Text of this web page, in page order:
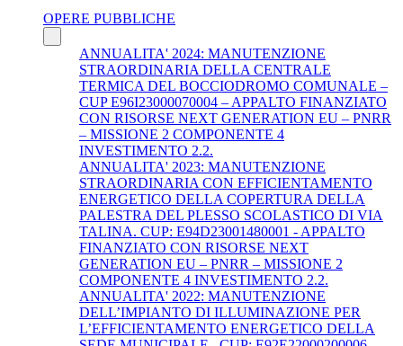
OPERE PUBBLICHE
ANNUALITA' 2024: MANUTENZIONE
STRAORDINARIA DELLA CENTRALE
TERMICA DEL BOCCIODROMO COMUNALE –
CUP E96I23000070004 – APPALTO FINANZIATO
CON RISORSE NEXT GENERATION EU – PNRR
– MISSIONE 2 COMPONENTE 4
INVESTIMENTO 2.2.
ANNUALITA' 2023: MANUTENZIONE
STRAORDINARIA CON EFFICIENTAMENTO
ENERGETICO DELLA COPERTURA DELLA
PALESTRA DEL PLESSO SCOLASTICO DI VIA
TALINA. CUP: E94D23001480001 - APPALTO
FINANZIATO CON RISORSE NEXT
GENERATION EU – PNRR – MISSIONE 2
COMPONENTE 4 INVESTIMENTO 2.2.
ANNUALITA' 2022: MANUTENZIONE
DELL’IMPIANTO DI ILLUMINAZIONE PER
L’EFFICIENTAMENTO ENERGETICO DELLA